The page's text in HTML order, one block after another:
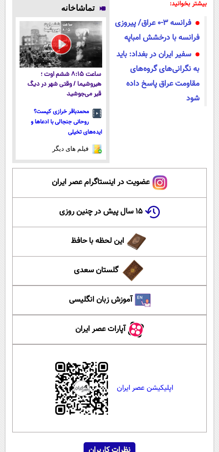
بیشتر بخوانید:
فرانسه ۳-۰ عراق/ پیروزی
فرانسه با درخشش امباپه
سفیر ایران در بغداد: باید
به نگرانی‌های گروه‌های
مقاومت عراق پاسخ داده
شود
تماشاخانه
ساعت ۸:۱۵ ششم اوت ؛
هیروشیما / وقتی شهر در دیگ
قیر می‌جوشید
محمدباقر خرازی کیست؟
روحانی جنجالی با ادعاها و
ایده‌های تخیلی
فیلم های دیگر
عضویت در اینستاگرام عصر ایران
۱۵ سال پیش در چنین روزی
این لحظه با حافظ
گلستان سعدی
آموزش زبان انگلیسی
آپارات عصر ایران
اپلیکیشن عصر ایران